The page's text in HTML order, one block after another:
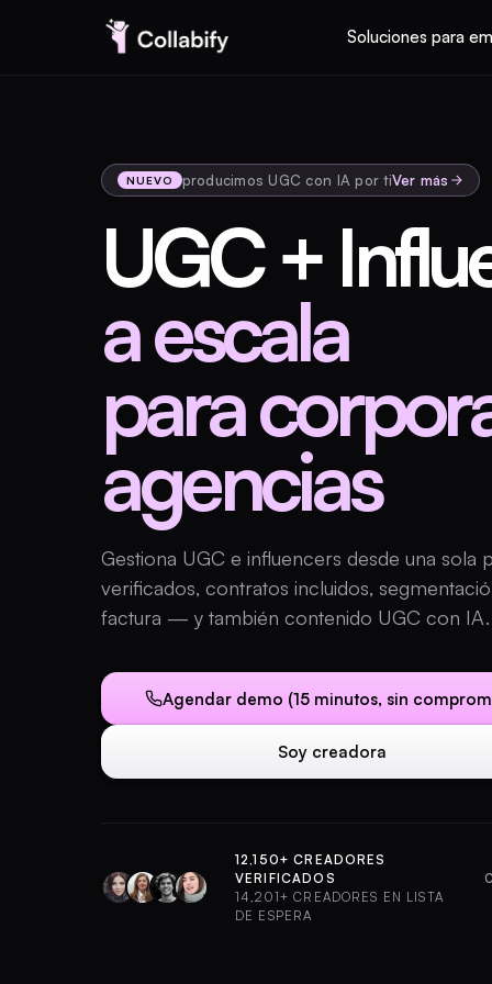
Soluciones para
NUEVO producimos UGC con IA por tiVer más
UGC +
a escala
para
agencias
Gestiona UGC e influencers desde una sola
verificados, contratos incluidos,
factura — y también contenido UGC con IA.
Agendar demo (15 minutos, sin
Soy creadora
12,150+ CREADORES
VERIFICADOS
14,201+ CREADORES EN LISTA
DE ESPERA